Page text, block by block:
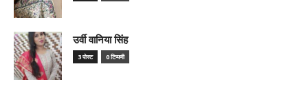
उर्वी वानिया सिंह
3 पोस्ट 0 टिप्पणी